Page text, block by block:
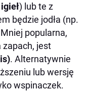
) lub te z
będzie jodła (np.
popularna,
zapach, jest
. Alternatywnie
lub wersję
wspinaczek.